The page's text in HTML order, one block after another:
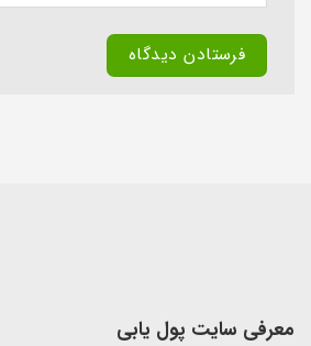
معرفی سایت پول یابی